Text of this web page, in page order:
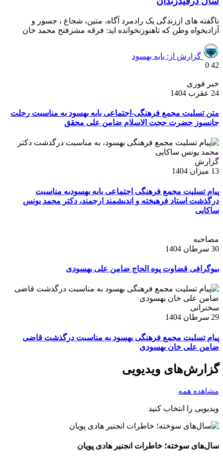
ناگفته های اززندگی یک رادمرد آگاه، متین، شجاع ، جسور و
آزادیخواه وطن که تاهنوزنخوانده اید: فرقه مشرفتح محمد خان
گزارش از: بابه بهسود
42
0
خبر فوری
24 عقرب 1404
متن تسلیت مجمع فرهنگی-اجتماعی بابه بهسود به مناسبت رحلت
جانسوز حضرت حجت الاسلام ضامن علی محقق
گزارش
13 میزان 1404
پیام تسلیت مجمع فرهنگی اجتماعی بابه بهسودبه مناسبت
درگذشت استاد فرهیخته و اندیشمند ارجمند، دکتر محمد یونس
ساکایی
مصاحبه
30 سرطان 1404
بیوگرافی قضاوت پوه الحاج ضامن علی بهسودی
سخنرانی
29 سرطان 1404
پیام تسلیت مجمع فرهنگی بهسود به مناسبت درگذشت قاضی
ضامن علی خان بهسودی
گزارش‌های ویدیویی
مشاهده همه
ویدیویی را انتخاب کنید
سال‌های سوخته؛ خاطرات انجنیر هادی پویان